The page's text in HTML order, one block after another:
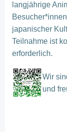
langjährige
japanischer
Teilnahme ist
erforderlich.
Wir
und